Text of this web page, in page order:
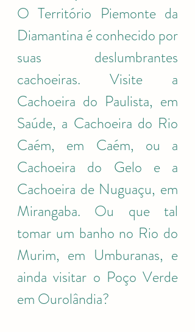
O Território Piemonte da
Diamantina é conhecido por
suas deslumbrantes
cachoeiras. Visite a
Cachoeira do Paulista, em
Saúde, a Cachoeira do Rio
Caém, em Caém, ou a
Cachoeira do Gelo e a
Cachoeira de Nuguaçu, em
Mirangaba. Ou que tal
tomar um banho no Rio do
Murim, em Umburanas, e
ainda visitar o Poço Verde
em Ourolândia?